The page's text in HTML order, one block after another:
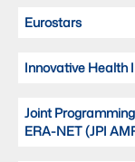
Eurostars
Innovative Health
Joint
ERA-NET (JPI